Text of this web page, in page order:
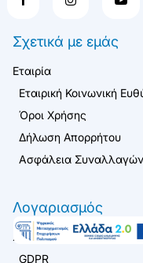
Σχετικά με εμάς
Εταιρία
Εταιρική Κοινωνική
Όροι Χρήσης
Δήλωση Απορρήτου
Ασφάλεια Συναλλαγών
Λογαριασμός
Σύνδεση / Εγγραφή
GDPR